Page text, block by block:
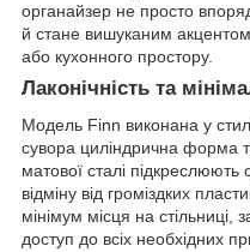
органайзер не просто
й стане вишуканим акцентом
або кухонного простору.
Лаконічність та
Модель Finn виконана у
сувора циліндрична форма
матової сталі
відміну від громіздких
мінімум місця на
доступ до всіх необхідних